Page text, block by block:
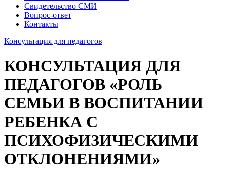
Свидетельство СМИ
Вопрос-ответ
Контакты
Консультация для педагогов
КОНСУЛЬТАЦИЯ ДЛЯ
ПЕДАГОГОВ «РОЛЬ
СЕМЬИ В ВОСПИТАНИИ
РЕБЕНКА С
ПСИХОФИЗИЧЕСКИМИ
ОТКЛОНЕНИЯМИ»